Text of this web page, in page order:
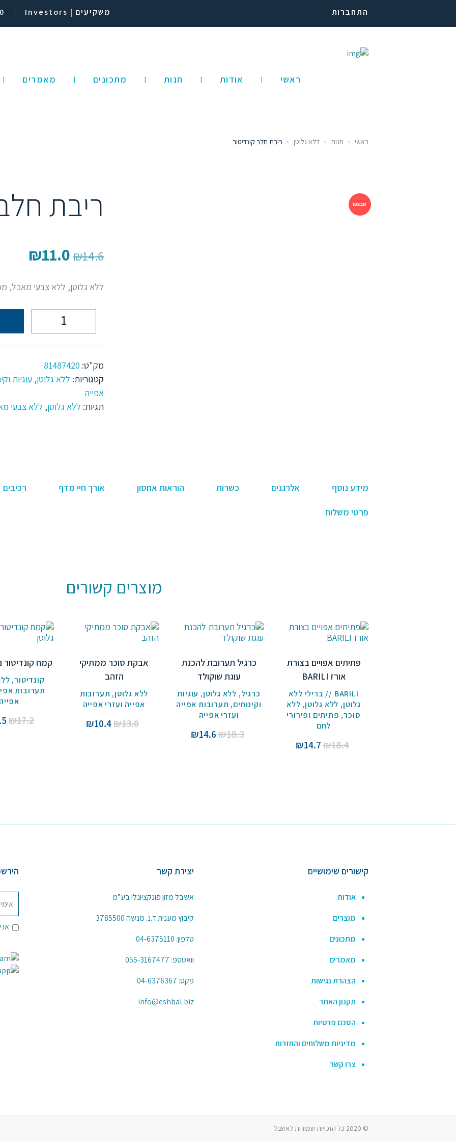
משקיעים | Investors התחברות
ראשי אודות חנות מתכונים מאמרים
ראשי חנות ללא גלוטן ריבת חלב קונדיטור
מבצע! ריבת
₪14.6
המחיר
היה:
₪14.6.
₪11.0
הוא:
ללא גלוטן, ללא צבעי מאכל,
של
ריבת
חלב
מק"ט: 81487420
קטגוריות: ללא גלוטן, עוגיות
אפייה
תגיות: ללא גלוטן, ללא צבעי
מידע נוסף אלרגנים כשרות הוראות אחסון אורך חיי מדף רכיבים
פרטי משלוח
מוצרים קשורים
פתיתים אפויים בצורת
אורז BARILI
BARILI // ברילי ללא
גלוטן, ללא גלוטן,ללא
סוכר, פתיתים ופירורי
לחם
₪18.4
המחיר
₪14.7
כרגיל תערובת להכנת
עוגת שוקולד
כרגיל, ללא גלוטן, עוגיות
וקינוחים, תערובות אפייה
ועזרי אפייה
₪18.3
המחיר
₪14.6
אבקת סוכר ממתיקי
הזהב
ללא גלוטן, תערובות
אפייה ועזרי אפייה
₪13.0
המחיר
₪10.4
קמח קונדיטור
קונדיטור,
תערובות
אפייה
₪17.2
קישורים שימושיים
אודות
מוצרים
מתכונים
מאמרים
הצהרת נגישות
תקנון האתר
הסכם פרטיות
מדיניות משלוחים והחזרות
צרו קשר
יצירת קשר
אשבל מזון פונקציונלי בע”מ
קיבוץ מענית ד.נ. מנשה 3785500
טלפון: 04-6375110
וואטספ: 055-3167477
פקס: 04-6376367
info@eshbal.biz
© 2020 כל הזכויות שמורות לאשבל